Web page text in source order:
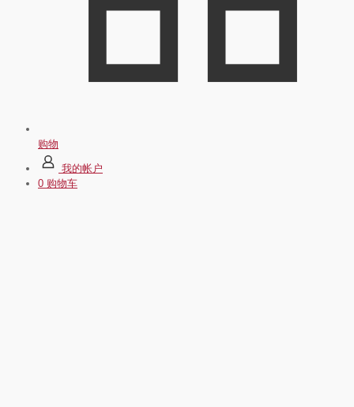
购物
我的帐户
0 购物车